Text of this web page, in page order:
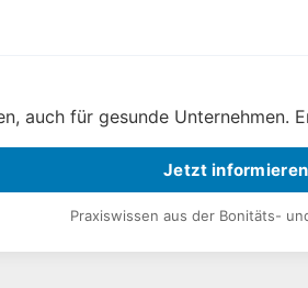
auch für gesunde Unternehmen.
Jetzt
Praxiswissen aus der Bonitäts-